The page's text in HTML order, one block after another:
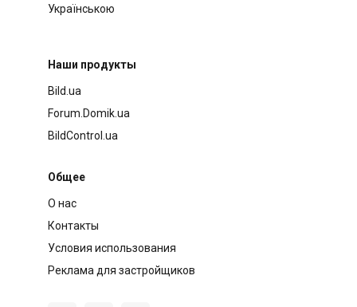
Українською
Наши продукты
Bild.ua
Forum.Domik.ua
BildControl.ua
Общее
О нас
Контакты
Условия использования
Реклама для застройщиков